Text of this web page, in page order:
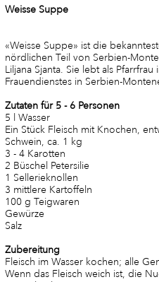
Weisse Suppe
«Weisse Suppe» ist die
nördlichen Teil von Serbien-
Liljana Sjanta. Sie lebt als
Frauendienstes in Serbien-
Zutaten für 5 - 6 Personen
5 l Wasser
Ein Stück Fleisch mit Knochen,
Schwein, ca. 1 kg
3 - 4 Karotten
2 Büschel Petersilie
1 Sellerieknollen
3 mittlere Kartoffeln
100 g Teigwaren
Gewürze
Salz
Zubereitung
Fleisch im Wasser kochen; alle
Wenn das Fleisch weich ist, die